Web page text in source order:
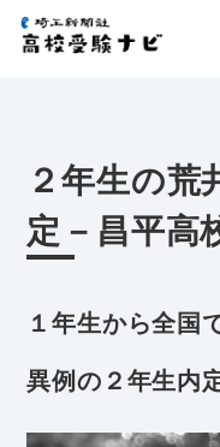
２年生の荒
定－昌平高
１年生から全国
異例の２年生内